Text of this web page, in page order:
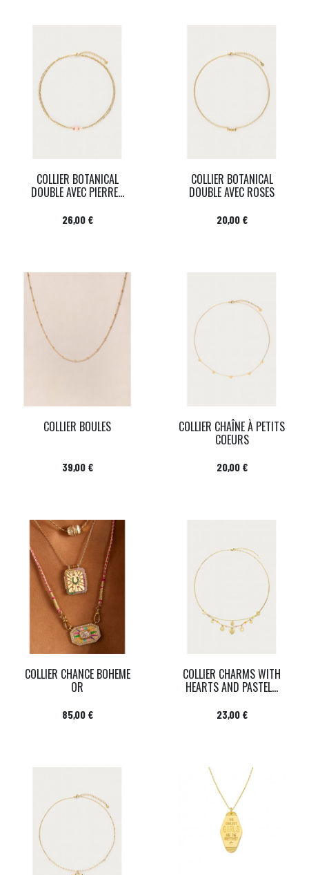
COLLIER BOTANICAL
DOUBLE AVEC PIERRE...
Prix
26,00 €
COLLIER BOTANICAL
DOUBLE AVEC ROSES
Prix
20,00 €
COLLIER BOULES
Prix
39,00 €
COLLIER CHAÎNE À PETITS
COEURS
Prix
20,00 €
COLLIER CHANCE BOHEME
OR
Prix
85,00 €
COLLIER CHARMS WITH
HEARTS AND PASTEL...
Prix
23,00 €